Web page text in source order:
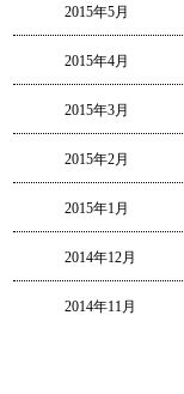
2015年5月
2015年4月
2015年3月
2015年2月
2015年1月
2014年12月
2014年11月